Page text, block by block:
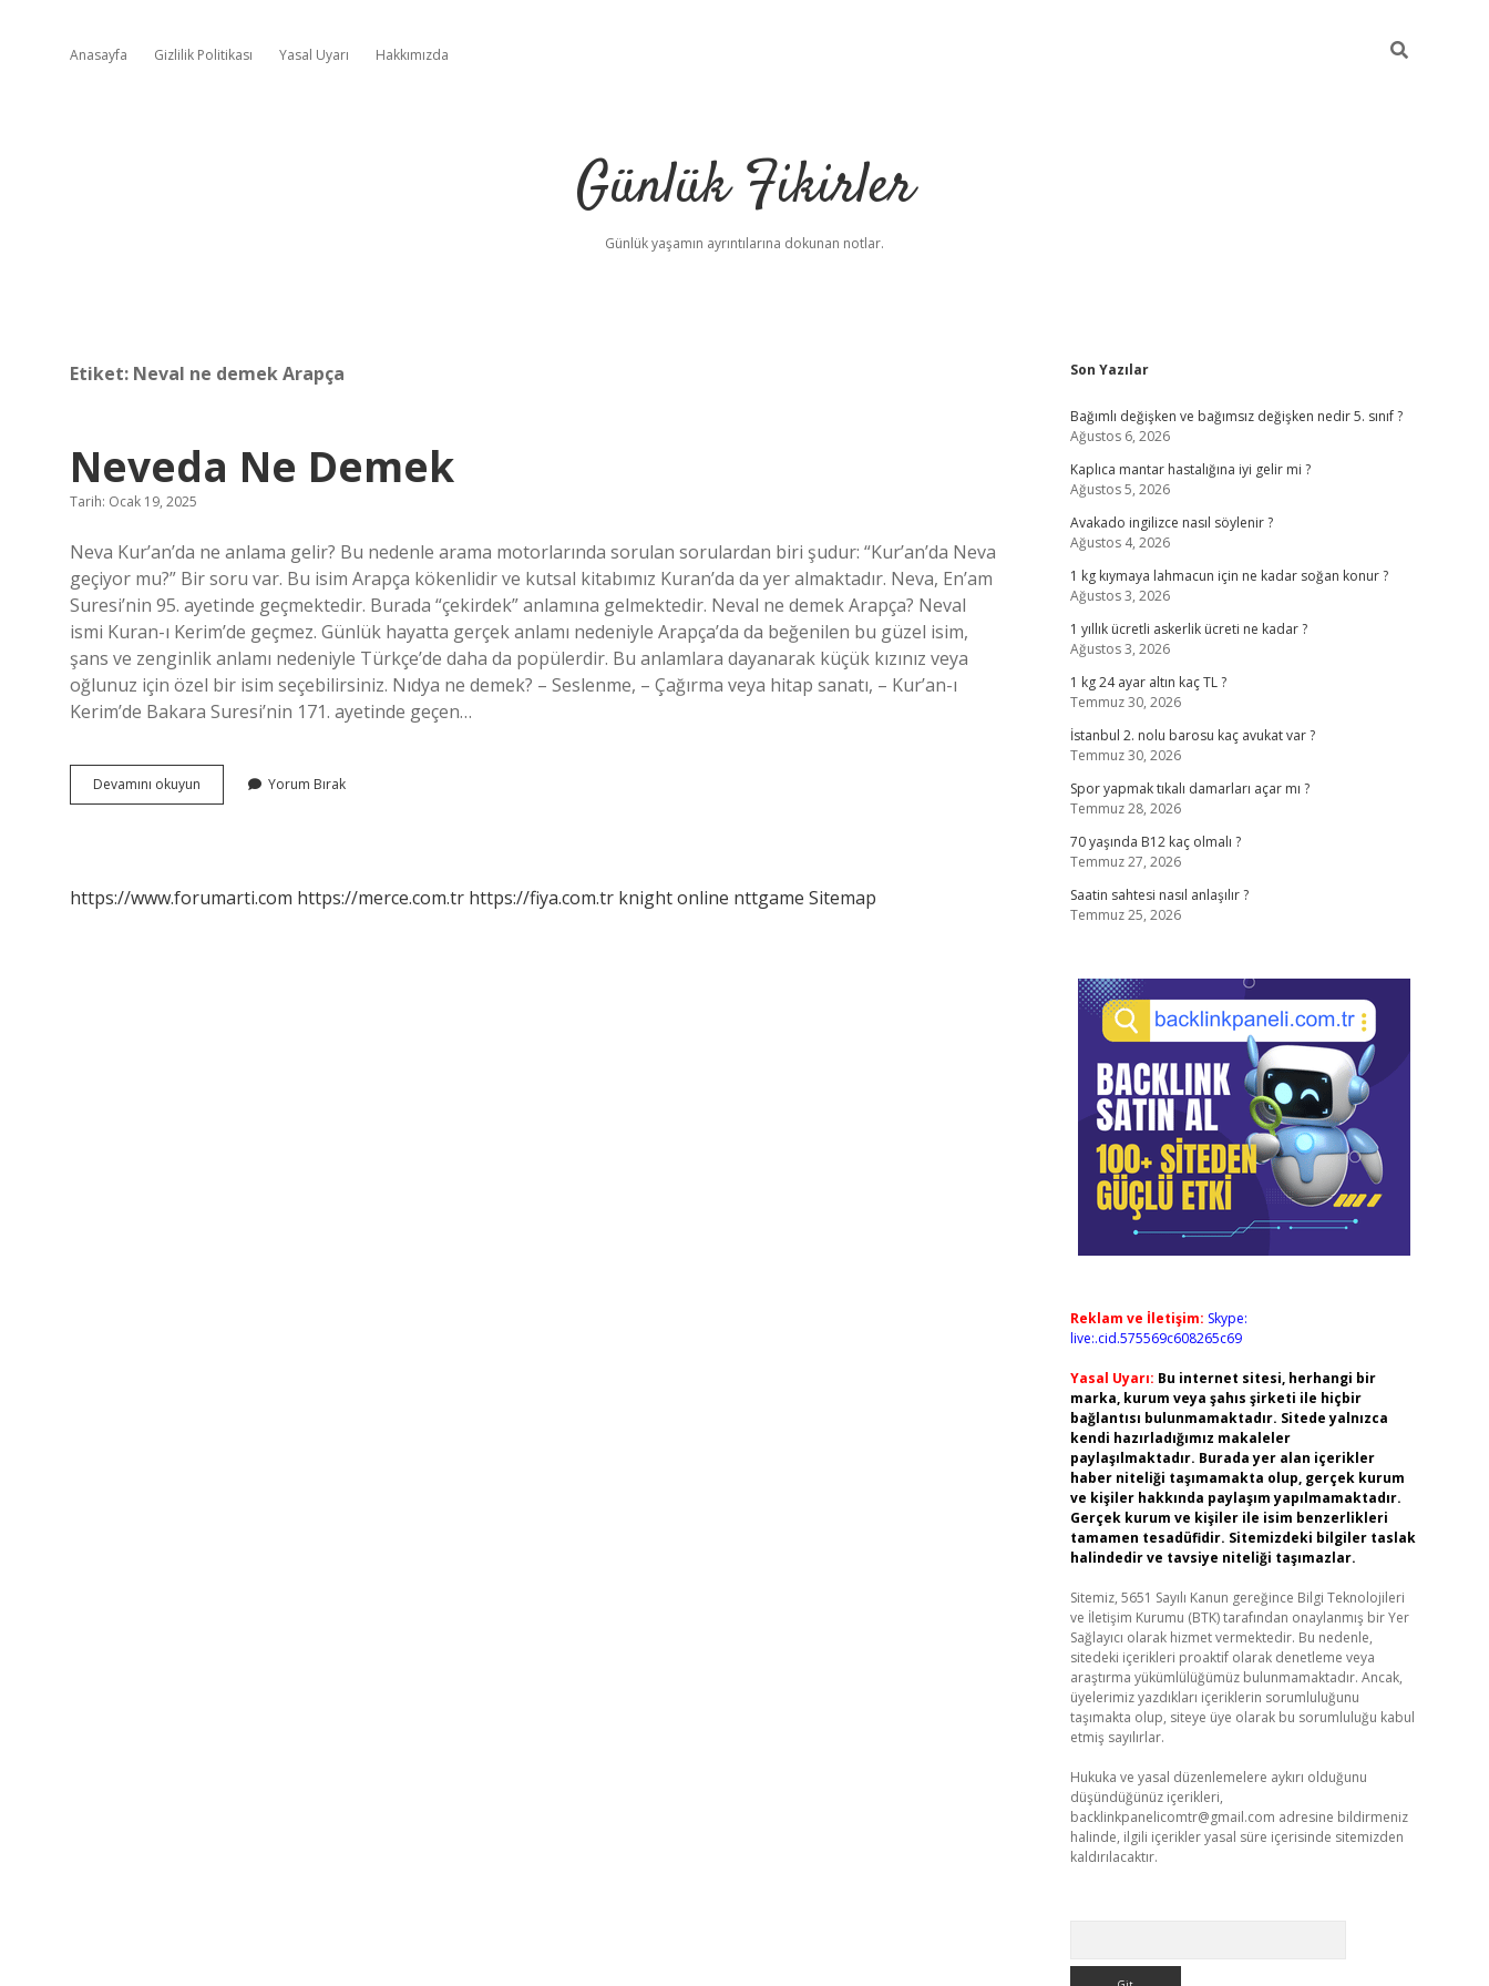
Anasayfa Gizlilik Politikası Yasal Uyarı Hakkımızda
Günlük Fikirler
Günlük yaşamın ayrıntılarına dokunan notlar.
Etiket: Neval ne demek Arapça
Neveda Ne Demek
Tarih: Ocak 19, 2025
Neva Kur’an’da ne anlama gelir? Bu nedenle arama motorlarında sorulan sorulardan biri şudur: “Kur’an’da Neva
geçiyor mu?” Bir soru var. Bu isim Arapça kökenlidir ve kutsal kitabımız Kuran’da da yer almaktadır. Neva, En’am
Suresi’nin 95. ayetinde geçmektedir. Burada “çekirdek” anlamına gelmektedir. Neval ne demek Arapça? Neval
ismi Kuran-ı Kerim’de geçmez. Günlük hayatta gerçek anlamı nedeniyle Arapça’da da beğenilen bu güzel isim,
şans ve zenginlik anlamı nedeniyle Türkçe’de daha da popülerdir. Bu anlamlara dayanarak küçük kızınız veya
oğlunuz için özel bir isim seçebilirsiniz. Nıdya ne demek? – Seslenme, – Çağırma veya hitap sanatı, – Kur’an-ı
Kerim’de Bakara Suresi’nin 171. ayetinde geçen…
Devamını okuyun
Ne
Yorum Bırak
https://www.forumarti.com https://merce.com.tr https://fiya.com.tr knight online nttgame Sitemap
Sidebar
Son Yazılar
Bağımlı değişken ve bağımsız değişken nedir 5. sınıf ?
Ağustos 6, 2026
Kaplıca mantar hastalığına iyi gelir mi ?
Ağustos 5, 2026
Avakado ingilizce nasıl söylenir ?
Ağustos 4, 2026
1 kg kıymaya lahmacun için ne kadar soğan konur ?
Ağustos 3, 2026
1 yıllık ücretli askerlik ücreti ne kadar ?
Ağustos 3, 2026
1 kg 24 ayar altın kaç TL ?
Temmuz 30, 2026
İstanbul 2. nolu barosu kaç avukat var ?
Temmuz 30, 2026
Spor yapmak tıkalı damarları açar mı ?
Temmuz 28, 2026
70 yaşında B12 kaç olmalı ?
Temmuz 27, 2026
Saatin sahtesi nasıl anlaşılır ?
Temmuz 25, 2026
Reklam ve İletişim: Skype:
live:.cid.575569c608265c69
Yasal Uyarı: Bu internet sitesi, herhangi bir
marka, kurum veya şahıs şirketi ile hiçbir
bağlantısı bulunmamaktadır. Sitede yalnızca
kendi hazırladığımız makaleler
paylaşılmaktadır. Burada yer alan içerikler
haber niteliği taşımamakta olup, gerçek kurum
ve kişiler hakkında paylaşım yapılmamaktadır.
Gerçek kurum ve kişiler ile isim benzerlikleri
tamamen tesadüfidir. Sitemizdeki bilgiler taslak
halindedir ve tavsiye niteliği taşımazlar.
Sitemiz, 5651 Sayılı Kanun gereğince Bilgi Teknolojileri
ve İletişim Kurumu (BTK) tarafından onaylanmış bir Yer
Sağlayıcı olarak hizmet vermektedir. Bu nedenle,
sitedeki içerikleri proaktif olarak denetleme veya
araştırma yükümlülüğümüz bulunmamaktadır. Ancak,
üyelerimiz yazdıkları içeriklerin sorumluluğunu
taşımakta olup, siteye üye olarak bu sorumluluğu kabul
etmiş sayılırlar.
Hukuka ve yasal düzenlemelere aykırı olduğunu
düşündüğünüz içerikleri,
backlinkpanelicomtr@gmail.com adresine bildirmeniz
halinde, ilgili içerikler yasal süre içerisinde sitemizden
kaldırılacaktır.